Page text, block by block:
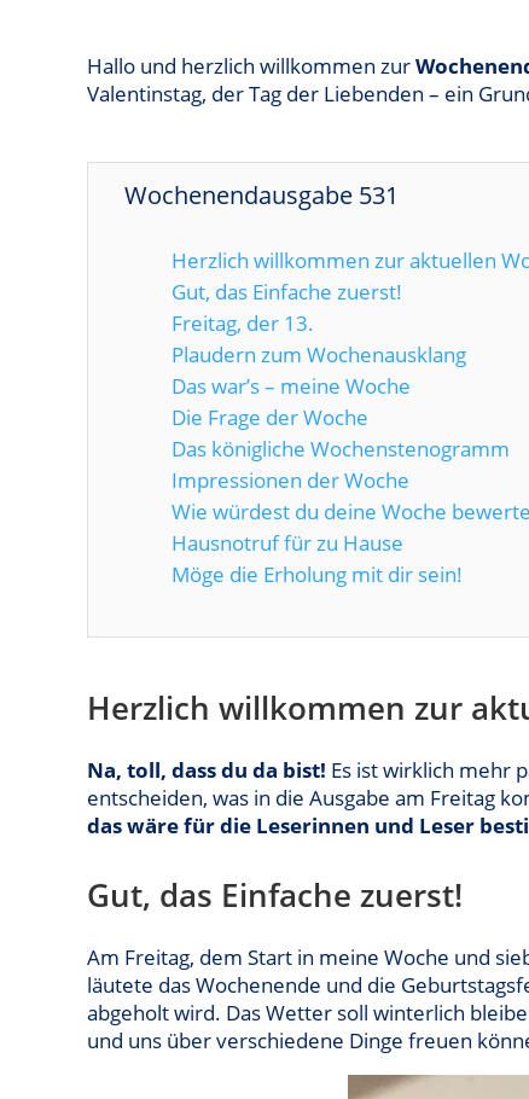
Hallo und herzlich willkommen zur
Valentinstag, der Tag der Liebenden – ein
Wochenendausgabe 531
Herzlich willkommen zur aktuellen
Gut, das Einfache zuerst!
Freitag, der 13.
Plaudern zum Wochenausklang
Das war’s – meine Woche
Die Frage der Woche
Das königliche Wochenstenogramm
Impressionen der Woche
Wie würdest du deine Woche
Hausnotruf für zu Hause
Möge die Erholung mit dir sein!
Herzlich willkommen zur
Na, toll, dass du da bist! Es ist wirklich mehr
entscheiden, was in die Ausgabe am Freitag
das wäre für die Leserinnen und Leser
Gut, das Einfache zuerst!
Am Freitag, dem Start in meine Woche und
läutete das Wochenende und die
abgeholt wird. Das Wetter soll winterlich
und uns über verschiedene Dinge freuen